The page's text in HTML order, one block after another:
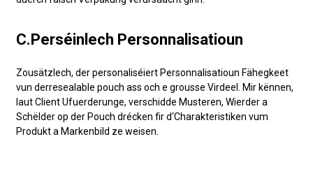
C.Perséinlech Personnalisatioun
Zousätzlech, der personaliséiert Personnalisatioun Fähegkeet
vun derresealable pouch ass och e grousse Virdeel. Mir kënnen,
laut Client Ufuerderunge, verschidde Musteren, Wierder a
Schëlder op der Pouch drécken fir d'Charakteristiken vum
Produkt a Markenbild ze weisen.